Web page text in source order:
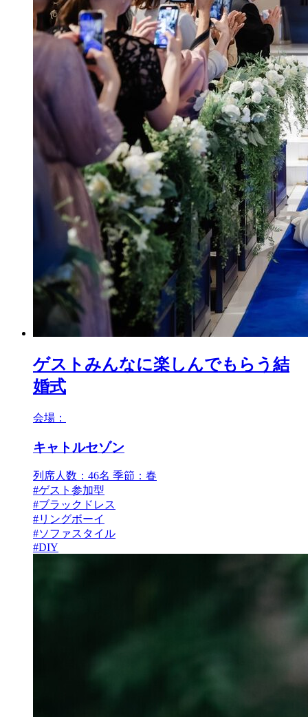
ゲストみんなに楽しんでもらう結
婚式
会場：
キャトルセゾン
列席人数：46名 季節：春
#ゲスト参加型
#ブラックドレス
#リングボーイ
#ソファスタイル
#DIY